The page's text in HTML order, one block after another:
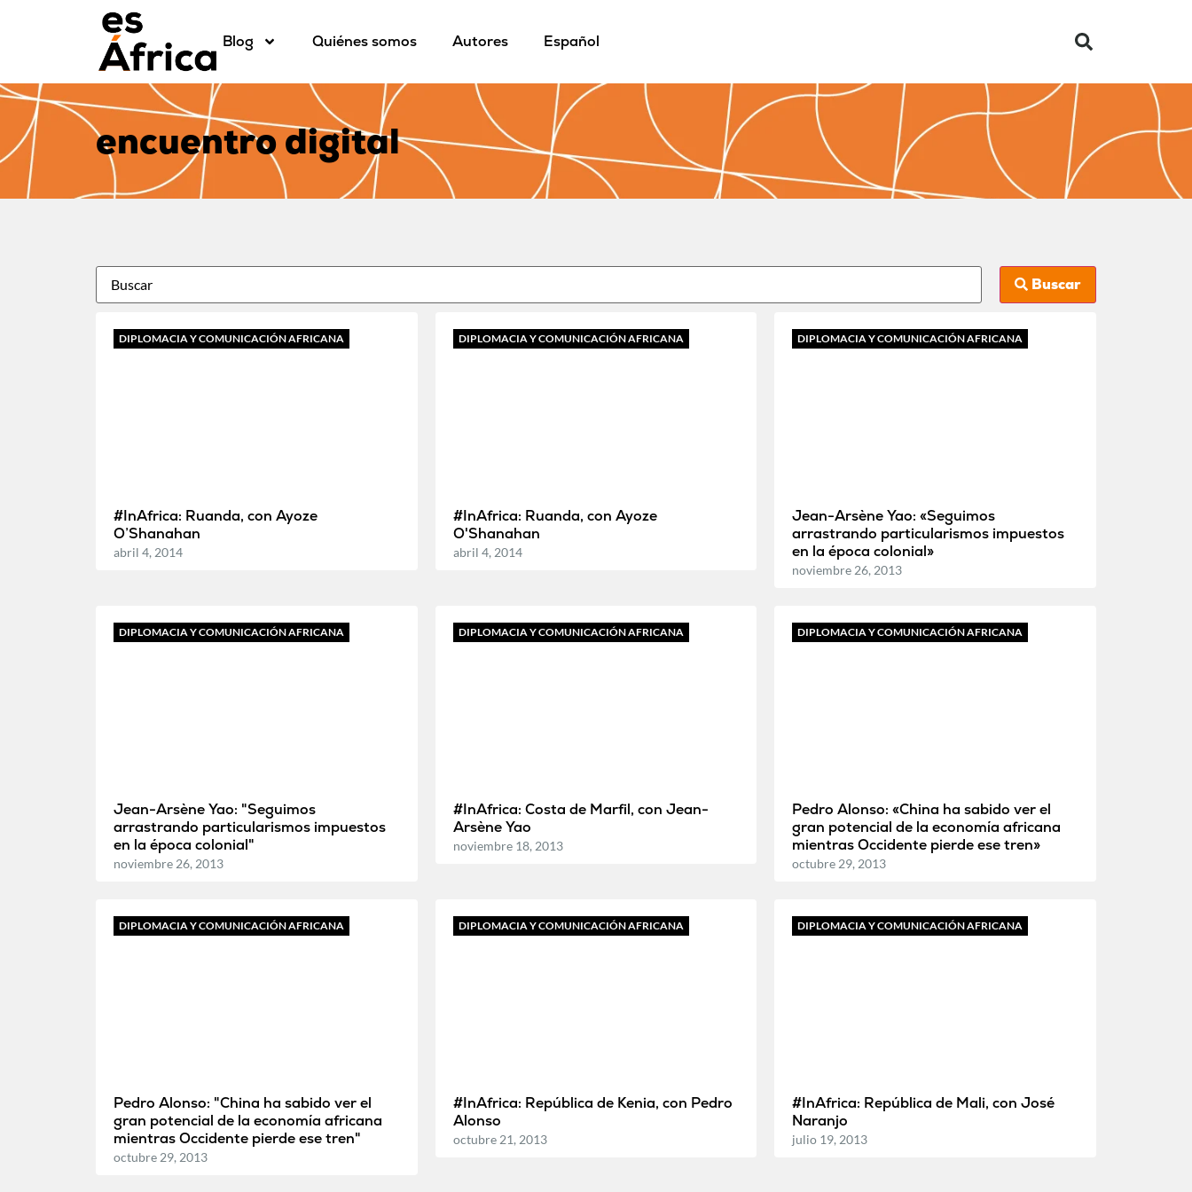
Blog Quiénes somos Autores Español
encuentro digital
Buscar
DIPLOMACIA Y COMUNICACIÓN AFRICANA
#InAfrica: Ruanda, con Ayoze
O’Shanahan
abril 4, 2014
DIPLOMACIA Y COMUNICACIÓN AFRICANA
#InAfrica: Ruanda, con Ayoze
O'Shanahan
abril 4, 2014
DIPLOMACIA Y COMUNICACIÓN AFRICANA
Jean-Arsène Yao: «Seguimos
arrastrando particularismos impuestos
en la época colonial»
noviembre 26, 2013
DIPLOMACIA Y COMUNICACIÓN AFRICANA
Jean-Arsène Yao: "Seguimos
arrastrando particularismos impuestos
en la época colonial"
noviembre 26, 2013
DIPLOMACIA Y COMUNICACIÓN AFRICANA
#InAfrica: Costa de Marfil, con Jean-
Arsène Yao
noviembre 18, 2013
DIPLOMACIA Y COMUNICACIÓN AFRICANA
Pedro Alonso: «China ha sabido ver el
gran potencial de la economía africana
mientras Occidente pierde ese tren»
octubre 29, 2013
DIPLOMACIA Y COMUNICACIÓN AFRICANA
Pedro Alonso: "China ha sabido ver el
gran potencial de la economía africana
mientras Occidente pierde ese tren"
octubre 29, 2013
DIPLOMACIA Y COMUNICACIÓN AFRICANA
#InAfrica: República de Kenia, con Pedro
Alonso
octubre 21, 2013
DIPLOMACIA Y COMUNICACIÓN AFRICANA
#InAfrica: República de Mali, con José
Naranjo
julio 19, 2013